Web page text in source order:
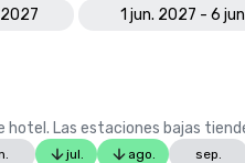
1 jun. 2027 - 6
Las estaciones bajas
jul. ago. sep.